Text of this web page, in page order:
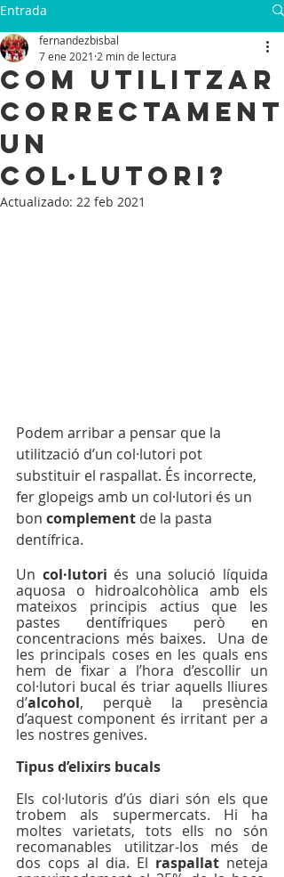
Entrada
Com utilitzar
correctament
un
col·lutori?
fernandezbisbal
7 ene 2021 2 min de lectura
Actualizado: 22 feb 2021
Podem arribar a pensar que la
utilització d’un col·lutori pot
substituir el raspallat. És incorrecte,
fer glopeigs amb un col·lutori és un
bon complement de la pasta
dentífrica.
Un col·lutori és una solució líquida
aquosa o hidroalcohòlica amb els
mateixos principis actius que les
pastes dentífriques però en
concentracions més baixes.
Una de
les principals coses en les quals ens
hem de fixar a l’hora d’escollir un
col·lutori bucal és triar aquells lliures
d’alcohol, perquè la presència
d’aquest component és irritant per a
les nostres genives.
Tipus d’elixirs bucals
Els col·lutoris d’ús diari són els que
trobem als supermercats. Hi ha
moltes varietats, tots ells no són
recomanables utilitzar-los més de
dos cops al dia. El raspallat neteja